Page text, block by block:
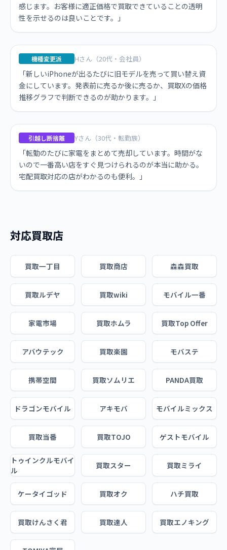
感じます。お客様に適正価格で買取できていることの透明
性を示せるのは良いことです。」
機種変更派 Hさん（20代・会社員）
「新しいiPhoneが出るたびに旧モデルを売って買い替え資
金にしています。発表前に売るか後に売るか、買取Xの価格
推移グラフで判断できるのが助かります。」
引越し断捨離 Yさん（30代・転勤族）
「転勤のたびに家電をまとめて売却しています。時間がな
いので一番高い店をすぐ見つけられるのが本当に助かる。
宅配買取対応の店がわかるのも便利。」
対応買取店
買取一丁目 買取商店 森森買取
買取ルデヤ 買取wiki モバイル一番
家電市場 買取ホムラ 買取Top Offer
アバウテック 買取楽園 モバステ
携帯空間 買取ソムリエ PANDA買取
ドラゴンモバイル アキモバ モバイルミックス
買取当番 買取TOJO ゲストモバイル
トゥインクルモバイ
ル
買取スター 買取ミライ
ケータイゴッド 買取オク ハチ買取
買取けんさく君 買取達人 買取エノキング